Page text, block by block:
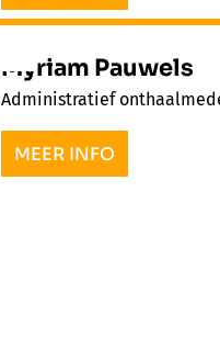
Myriam Pauwels
Administratief
MEER INFO